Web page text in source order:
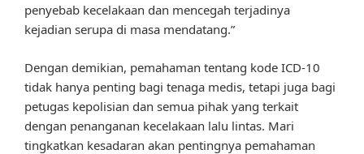
penyebab kecelakaan dan mencegah terjadinya
kejadian serupa di masa mendatang.”
Dengan demikian, pemahaman tentang kode ICD-10
tidak hanya penting bagi tenaga medis, tetapi juga bagi
petugas kepolisian dan semua pihak yang terkait
dengan penanganan kecelakaan lalu lintas. Mari
tingkatkan kesadaran akan pentingnya pemahaman